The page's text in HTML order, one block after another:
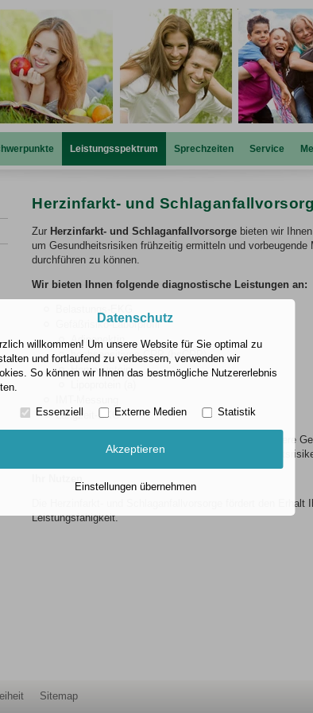
Leistungsspektrum Sprechzeiten Service
Herzinfarkt- und
Zur Herzinfarkt- und Schlaganfallvorsorge bieten wir
um Gesundheitsrisiken frühzeitig ermitteln und vorbeugende
durchführen zu können.
Wir bieten Ihnen folgende diagnostische Leistungen an:
Gefäßrisiko-Laborprofil
Adiponektin
hochsensitives CRP (hsCRP)
Homocystein
Langzeit-EKG
Die Untersuchungen können eingebettet werden in unsere
Vitalstoffanalyse um ein präzises Bild Ihrer
Die Herzinfarkt- und Schlaganfallvorsorge fördert den Erhalt
Leistungsfähigkeit.
Sitemap
Datenschutz
willkommen! Um unsere Website für Sie optimal zu
und fortlaufend zu verbessern, verwenden wir
So können wir Ihnen das bestmögliche Nutzererlebnis
Essenziell Externe Medien Statistik
Akzeptieren
Einstellungen übernehmen